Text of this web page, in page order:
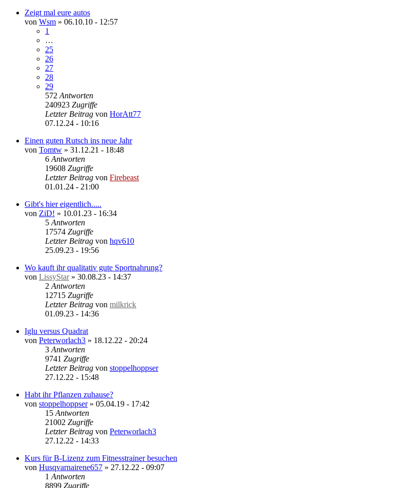
Zeigt mal eure autos
von Wsm » 06.10.10 - 12:57
1
…
25
26
27
28
29
572 Antworten
240923 Zugriffe
Letzter Beitrag von HorAtt77
07.12.24 - 10:16
Einen guten Rutsch ins neue Jahr
von Tomtw » 31.12.21 - 18:48
6 Antworten
19608 Zugriffe
Letzter Beitrag von Firebeast
01.01.24 - 21:00
Gibt's hier eigentlich.....
von ZiD! » 10.01.23 - 16:34
5 Antworten
17574 Zugriffe
Letzter Beitrag von hqv610
25.09.23 - 19:56
Wo kauft ihr qualitativ gute Sportnahrung?
von LissyStar» 30.08.23 - 14:37
2 Antworten
12715 Zugriffe
Letzter Beitrag von milkrick
01.09.23 - 14:36
Iglu versus Quadrat
von Peterworlach3 » 18.12.22 - 20:24
3 Antworten
9741 Zugriffe
Letzter Beitrag von stoppelhoppser
27.12.22 - 15:48
Habt ihr Pflanzen zuhause?
von stoppelhoppser» 05.04.19 - 17:42
15 Antworten
21002 Zugriffe
Letzter Beitrag von Peterworlach3
27.12.22 - 14:33
Kurs für B-Lizenz zum Fitnesstrainer besuchen
von Husqvarnairene657 » 27.12.22 - 09:07
1 Antworten
8899 Zugriffe